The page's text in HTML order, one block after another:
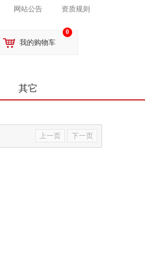
资质规则
网站公告
0
我的购物车
其它
上一页 下一页